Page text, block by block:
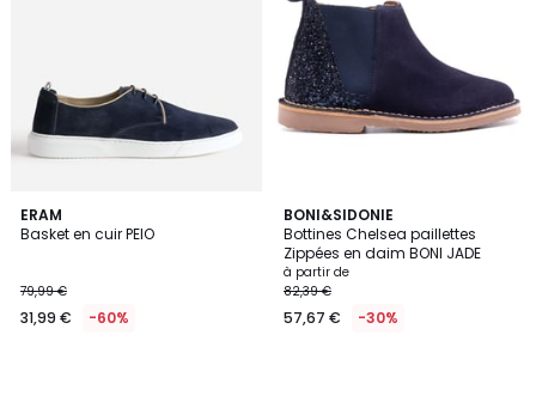
ERAM
Basket en cuir PEIO
79,99 €
31,99 € -60%
BONI&SIDONIE
Bottines Chelsea paillettes
Zippées en daim BONI JADE
à partir de
82,39 €
57,67 € -30%